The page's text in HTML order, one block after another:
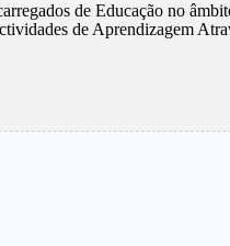
de Educação no
de Aprendizagem